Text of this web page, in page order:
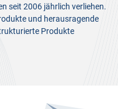
seit 2006 jährlich verliehen.
und herausragende
Produkte